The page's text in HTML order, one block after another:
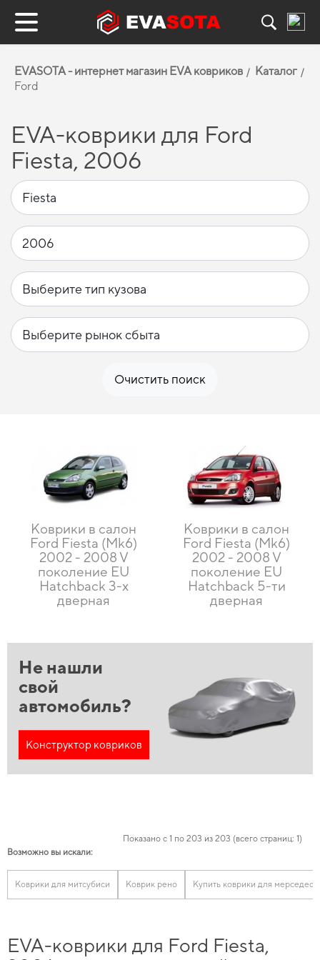
EVASOTA - интернет магазин EVA ковриков
Каталог
Ford
EVA-коврики для Ford
Fiesta, 2006
Очистить поиск
Коврики в салон
Ford Fiesta (Mk6)
2002 - 2008 V
поколение EU
Hatchback 3-х
дверная
Коврики в салон
Ford Fiesta (Mk6)
2002 - 2008 V
поколение EU
Hatchback 5-ти
дверная
Не нашли
свой
автомобиль?
Конструктор ковриков
Показано с 1 по 203 из 203 (всего страниц: 1)
Возможно вы искали:
Коврики для митсубиси Коврик рено Купить коврики для мерседес
EVA-коврики для Ford Fiesta,